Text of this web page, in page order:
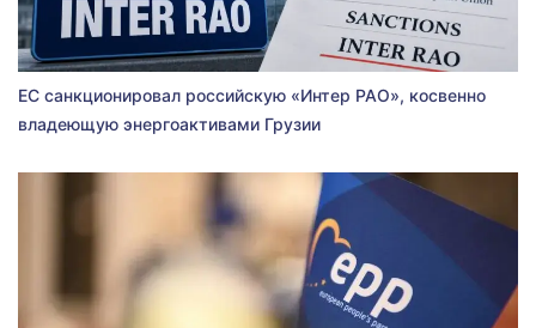
ЕС санкционировал российскую «Интер РАО», косвенно
владеющую энергоактивами Грузии